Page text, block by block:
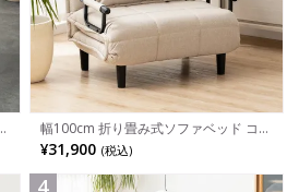
幅100cm 折り畳み式ソファベッド コン
パクト リクライニング カウチスタイル
省スペース ファブリック
¥31,900 (税込)
4